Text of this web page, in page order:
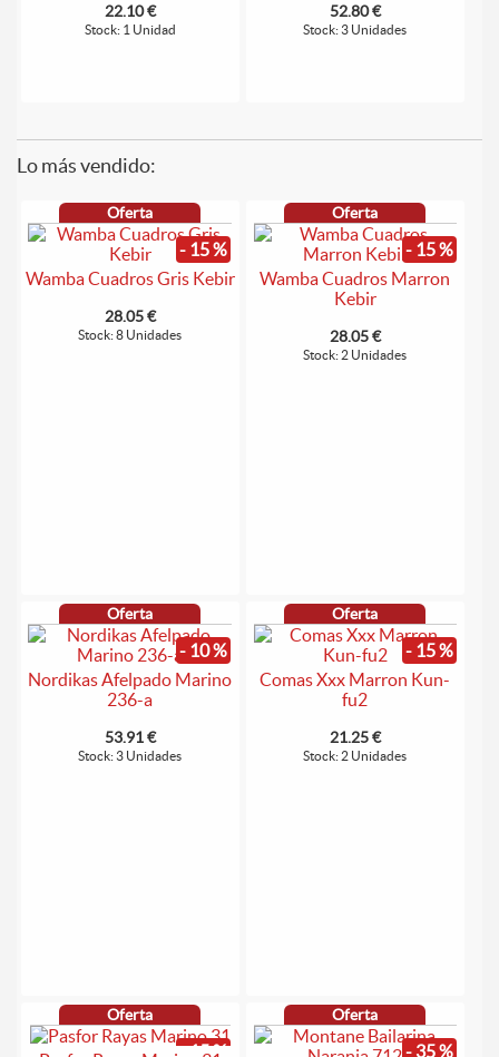
22.10 €
Stock: 1 Unidad
52.80 €
Stock: 3 Unidades
Lo más vendido:
Oferta
- 15 %
Wamba Cuadros Gris Kebir
28.05 €
Stock: 8 Unidades
Oferta
- 15 %
Wamba Cuadros Marron
Kebir
28.05 €
Stock: 2 Unidades
Oferta
- 10 %
Nordikas Afelpado Marino
236-a
53.91 €
Stock: 3 Unidades
Oferta
- 15 %
Comas Xxx Marron Kun-
fu2
21.25 €
Stock: 2 Unidades
Oferta
- 15 %
Oferta
- 35 %